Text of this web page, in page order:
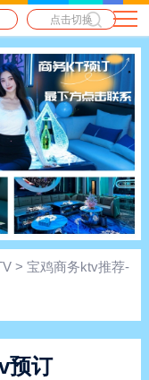
点击切换
> 宝鸡商务ktv推荐-
预订